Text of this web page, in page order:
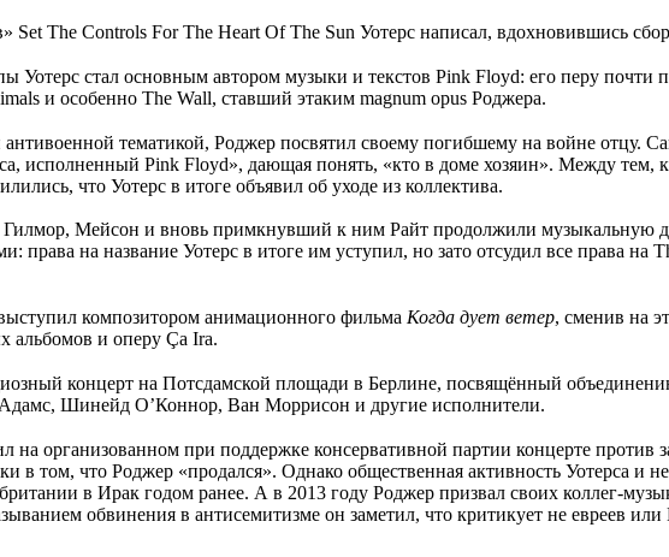
The Controls For The Heart Of The Sun Уотерс написал, вдохновившись
Уотерс стал основным автором музыки и текстов Pink Floyd: его перу
и особенно The Wall, ставший этаким magnum opus Роджера.
тематикой, Роджер посвятил своему погибшему на войне отцу.
исполненный Pink Floyd», дающая понять, «кто в доме хозяин». Между
что Уотерс в итоге объявил об уходе из коллектива.
Гилмор, Мейсон и вновь примкнувший к ним Райт продолжили музыкальную
права на название Уотерс в итоге им уступил, но зато отсудил все права
композитором анимационного фильма Когда дует ветер, сменив на
альбомов и оперу Ça Ira.
концерт на Потсдамской площади в Берлине, посвящённый
Адамс, Шинейд О’Коннор, Ван Моррисон и другие исполнители.
на организованном при поддержке консервативной партии концерте против
в том, что Роджер «продался». Однако общественная активность Уотерса и
в Ирак годом ранее. А в 2013 году Роджер призвал своих коллег-
обвинения в антисемитизме он заметил, что критикует не евреев